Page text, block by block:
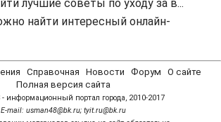
лучшие советы по уходу за в...
найти интересный онлайн-
Справочная Новости Форум
О сайте
Полная версия сайта
информационный портал города, 2010-2017
Е-mail: usman48@bk.ru; tyit.ru@bk.ru